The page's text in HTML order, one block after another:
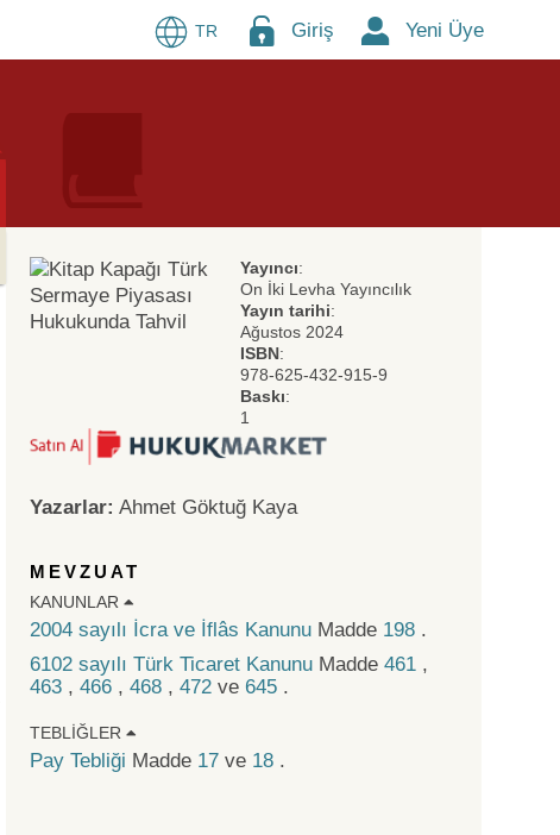
TR Giriş Yeni Üye
Yayıncı:
On İki Levha Yayıncılık
Yayın tarihi:
Ağustos 2024
ISBN:
978-625-432-915-9
Baskı:
1
Yazarlar: Ahmet Göktuğ Kaya
MEVZUAT
KANUNLAR
2004 sayılı İcra ve İflâs Kanunu Madde 198 .
6102 sayılı Türk Ticaret Kanunu Madde 461 ,
463 , 466 , 468 , 472 ve 645 .
TEBLIĞLER
Pay Tebliği Madde 17 ve 18 .